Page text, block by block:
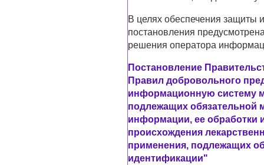
В целях обеспечения защиты
постановления
решения оператора
Постановление
Правил добровольного
информационную систему
подлежащих обязательной
информации, ее обработки
происхождения
применения, подлежащих
идентификации"